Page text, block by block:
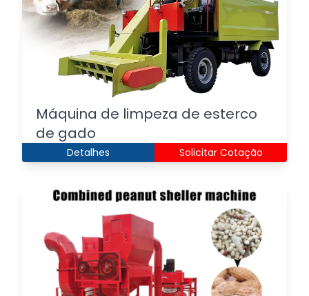
Máquina de limpeza de esterco
de gado
Detalhes Solicitar Cotação